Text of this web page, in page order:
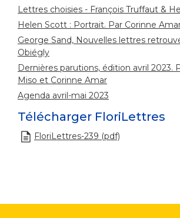
Lettres choisies - François Truffaut &
Helen Scott : Portrait. Par Corinne
George Sand, Nouvelles lettres
Obiégly
Dernières parutions, édition avril 2023.
Miso et Corinne Amar
Agenda avril-mai 2023
Télécharger FloriLettres
FloriLettres-239 (pdf)